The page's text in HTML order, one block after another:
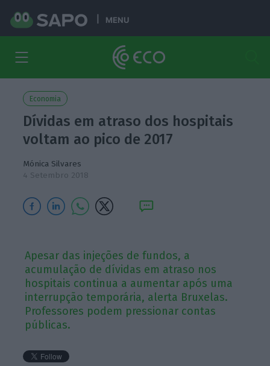
MENU
Economia
Dívidas em atraso dos hospitais
voltam ao pico de 2017
Mónica Silvares
4 Setembro 2018
Apesar das injeções de fundos, a
acumulação de dívidas em atraso nos
hospitais continua a aumentar após uma
interrupção temporária, alerta Bruxelas.
Professores podem pressionar contas
públicas.